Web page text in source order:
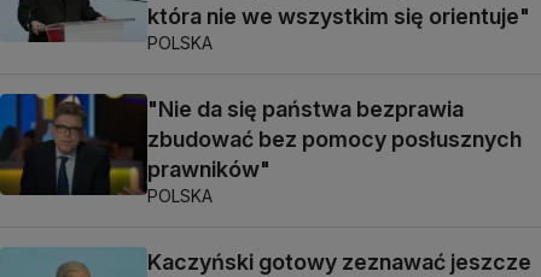
która nie we wszystkim się orientuje"
POLSKA
"Nie da się państwa bezprawia
zbudować bez pomocy posłusznych
prawników"
POLSKA
Kaczyński gotowy zeznawać jeszcze